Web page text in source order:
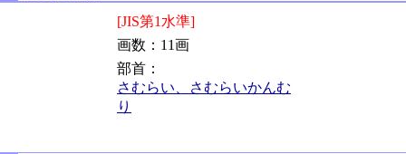
[JIS第1水準]
画数：11画
部首：
さむらい、さむらいかんむ
り